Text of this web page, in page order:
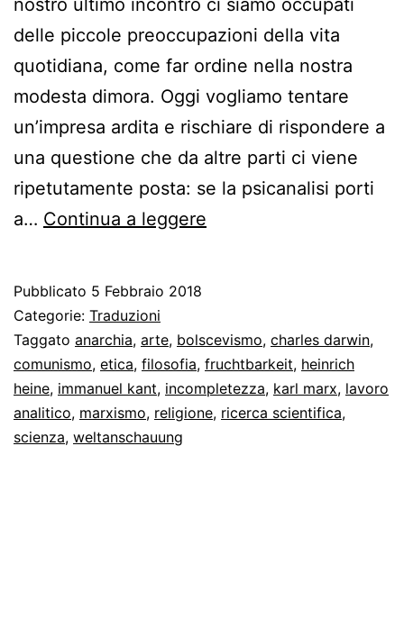
delle piccole preoccupazioni della vita
quotidiana, come far ordine nella nostra
modesta dimora. Oggi vogliamo tentare
un’impresa ardita e rischiare di rispondere a
una questione che da altre parti ci viene
ripetutamente posta: se la psicanalisi porti
a… Continua a leggere
Weltanschauung
Pubblicato 5 Febbraio 2018
Categorie: Traduzioni
Taggato anarchia, arte, bolscevismo, charles darwin,
comunismo, etica, filosofia, fruchtbarkeit, heinrich
heine, immanuel kant, incompletezza, karl marx, lavoro
analitico, marxismo, religione, ricerca scientifica,
scienza, weltanschauung